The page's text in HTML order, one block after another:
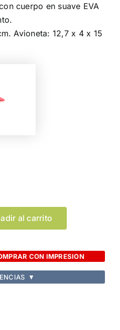
cuerpo en suave EVA
Avioneta: 12,7 x 4 x 15
al carrito
CON IMPRESION
▼